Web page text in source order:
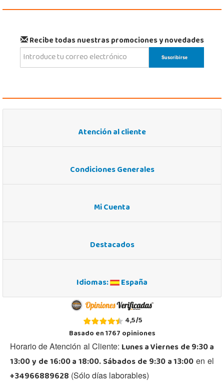
Recibe todas nuestras promociones y novedades
Atención al cliente
Condiciones Generales
Mi Cuenta
Destacados
Idiomas: España
4,5/5
Basado en1767opiniones
Horario de Atención al Cliente: Lunes a Viernes de 9:30 a
13:00 y de 16:00 a 18:00. Sábados de 9:30 a 13:00 en el
+34966889628 (Sólo días laborables)